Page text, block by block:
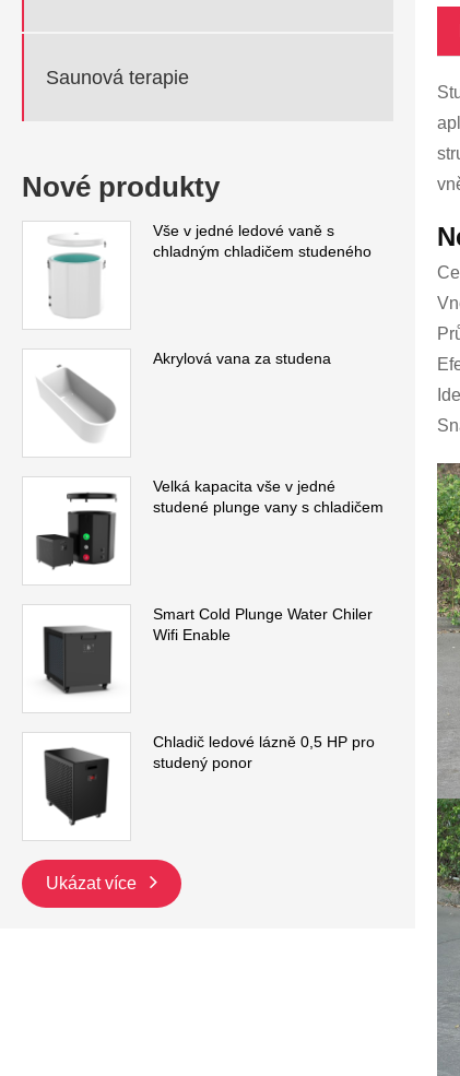
Saunová terapie
Nové produkty
Vše v jedné ledové vaně s
chladným chladičem studeného
Akrylová vana za studena
Velká kapacita vše v jedné
studené plunge vany s chladičem
Smart Cold Plunge Water Chiler
Wifi Enable
Chladič ledové lázně 0,5 HP pro
studený ponor
Ukázat více